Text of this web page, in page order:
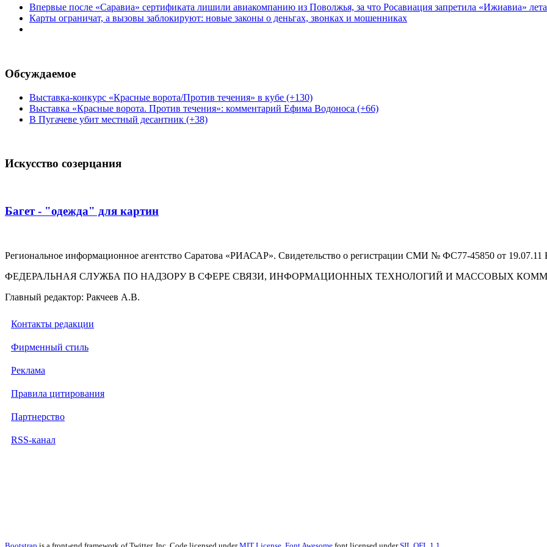
Впервые после «Саравиа» сертификата лишили авиакомпанию из Поволжья, за что Росавиация запретила «Ижиавиа»
Карты ограничат, а вызовы заблокируют: новые законы о деньгах, звонках и мошенниках
Обсуждаемое
Выставка-конкурс «Красные ворота/Против течения» в кубе (+130)
Выставка «Красные ворота. Против течения»: комментарий Ефима Водоноса (+66)
В Пугачеве убит местный десантник (+38)
Искусство созерцания
Багет - "одежда" для картин
Региональное информационное агентство Саратова «РИАСАР». Свидетельство о регистрации СМИ № ФС77-45850 от
ФЕДЕРАЛЬНАЯ СЛУЖБА ПО НАДЗОРУ В СФЕРЕ СВЯЗИ, ИНФОРМАЦИОННЫХ ТЕХНОЛОГИЙ И МАССОВЫХ
Главный редактор: Ракчеев А.В.
Контакты редакции
Фирменный стиль
Реклама
Правила цитирования
Партнерство
RSS-канал
Bootstrap is a front-end framework of Twitter, Inc. Code licensed underMIT License. Font Awesome font licensed under SIL OFL 1.1